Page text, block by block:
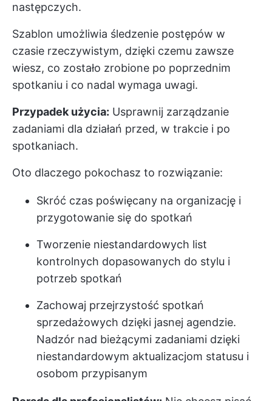
następczych.
Szablon umożliwia śledzenie postępów w
czasie rzeczywistym, dzięki czemu zawsze
wiesz, co zostało zrobione po poprzednim
spotkaniu i co nadal wymaga uwagi.
Przypadek użycia: Usprawnij zarządzanie
zadaniami dla działań przed, w trakcie i po
spotkaniach.
Oto dlaczego pokochasz to rozwiązanie:
Skróć czas poświęcany na organizację i
przygotowanie się do spotkań
Tworzenie niestandardowych list
kontrolnych dopasowanych do stylu i
potrzeb spotkań
Zachowaj przejrzystość spotkań
sprzedażowych dzięki jasnej agendzie.
Nadzór nad bieżącymi zadaniami dzięki
niestandardowym aktualizacjom statusu i
osobom przypisanym